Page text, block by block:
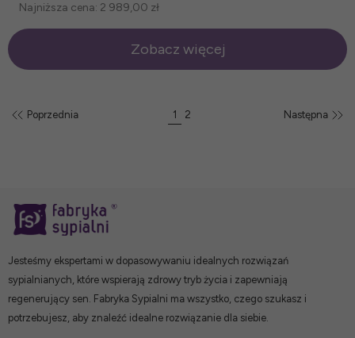
Najniższa cena: 2 989,00 zł
Zobacz więcej
Poprzednia 1 2 Następna
Jesteśmy ekspertami w dopasowywaniu idealnych rozwiązań
sypialnianych, które wspierają zdrowy tryb życia i zapewniają
regenerujący sen. Fabryka Sypialni ma wszystko, czego szukasz i
potrzebujesz, aby znaleźć idealne rozwiązanie dla siebie.